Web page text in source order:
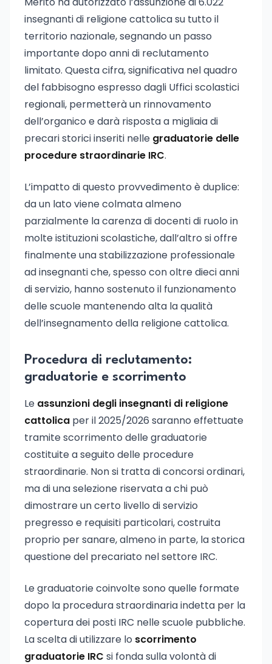
insegnanti di religione cattolica su tutto il
territorio nazionale, segnando un passo
importante dopo anni di reclutamento
limitato. Questa cifra, significativa nel quadro
del fabbisogno espresso dagli Uffici scolastici
regionali, permetterà un rinnovamento
dell’organico e darà risposta a migliaia di
precari storici inseriti nelle graduatorie delle
procedure straordinarie IRC.
L’impatto di questo provvedimento è duplice:
da un lato viene colmata almeno
parzialmente la carenza di docenti di ruolo in
molte istituzioni scolastiche, dall’altro si offre
finalmente una stabilizzazione professionale
ad insegnanti che, spesso con oltre dieci anni
di servizio, hanno sostenuto il funzionamento
delle scuole mantenendo alta la qualità
dell’insegnamento della religione cattolica.
Procedura di reclutamento:
graduatorie e scorrimento
Le assunzioni degli insegnanti di religione
cattolica per il 2025/2026 saranno effettuate
tramite scorrimento delle graduatorie
costituite a seguito delle procedure
straordinarie. Non si tratta di concorsi ordinari,
ma di una selezione riservata a chi può
dimostrare un certo livello di servizio
pregresso e requisiti particolari, costruita
proprio per sanare, almeno in parte, la storica
questione del precariato nel settore IRC.
Le graduatorie coinvolte sono quelle formate
dopo la procedura straordinaria indetta per la
copertura dei posti IRC nelle scuole pubbliche.
La scelta di utilizzare lo scorrimento
graduatorie IRC si fonda sulla volontà di